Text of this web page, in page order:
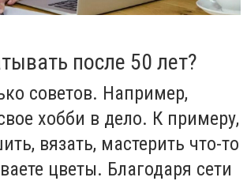
после 50 лет?
советов. Например,
хобби в дело. К примеру,
вязать, мастерить что-то
цветы. Благодаря сети